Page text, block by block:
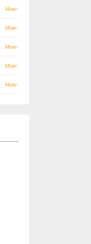
More>
More>
More>
More>
More>